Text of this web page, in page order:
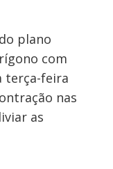
plano
com
terça-feira
nas
as